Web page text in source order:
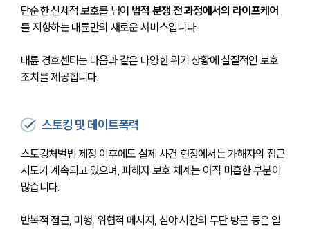
단순한 신체적 보호를 넘어 법적 분쟁 전 과정에서의 라이프케어
를 지향하는 대륜만의 새로운 서비스입니다.
대륜 경호센터는 다음과 같은 다양한 위기 상황에 실질적인 보호
조치를 제공합니다.
스토킹 및 데이트폭력
스토킹처벌법 제정 이후에도 실제 사건 현장에서는 가해자의 접근
시도가 계속되고 있으며, 피해자 보호 체계는 아직 미흡한 부분이
많습니다.
반복적 접근, 미행, 위협적 메시지, 심야 시간의 무단 방문 등은 일